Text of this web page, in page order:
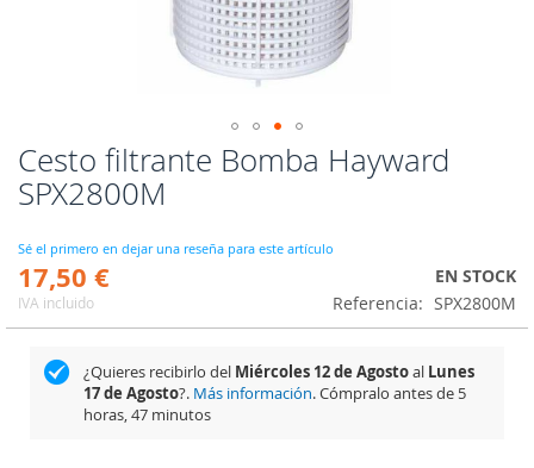
Cesto filtrante Bomba Hayward
SPX2800M
Sé el primero en dejar una reseña para este artículo
17,50 €
IVA incluido
EN STOCK
Referencia
SPX2800M
¿Quieres recibirlo del Miércoles 12 de Agostoal Lunes
17 de Agosto?. Más información. Cómpralo antes de 5
horas, 47 minutos
Saltar
al
comienzo
la
galería
de